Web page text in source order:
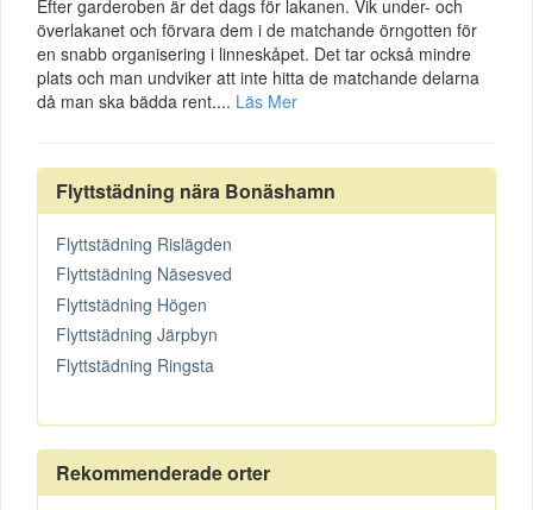
Efter garderoben är det dags för lakanen. Vik under- och
överlakanet och förvara dem i de matchande örngotten för
en snabb organisering i linneskåpet. Det tar också mindre
plats och man undviker att inte hitta de matchande delarna
då man ska bädda rent.... Läs Mer
Flyttstädning nära Bonäshamn
Flyttstädning Rislägden
Flyttstädning Näsesved
Flyttstädning Högen
Flyttstädning Järpbyn
Flyttstädning Ringsta
Rekommenderade orter